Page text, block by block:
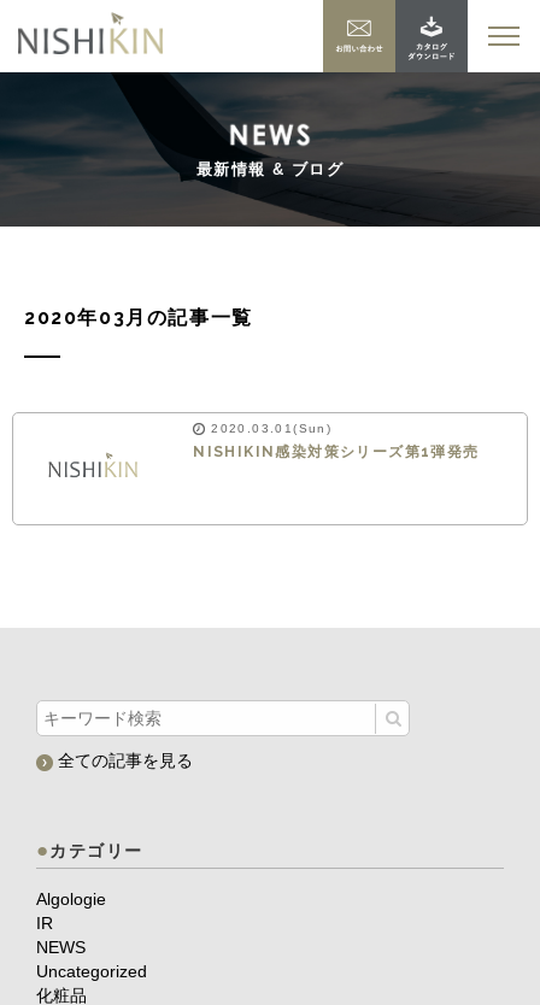
最新情報 & ブログ
2020年03月の記事一覧
2020.03.01(Sun)
NISHIKIN感染対策シリーズ第1弾発売
全ての記事を見る
カテゴリー
Algologie
IR
NEWS
Uncategorized
化粧品